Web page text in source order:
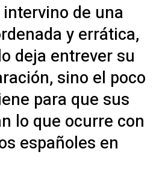
de una
y errática,
deja entrever su
sino el poco
para que sus
lo que ocurre con
españoles en